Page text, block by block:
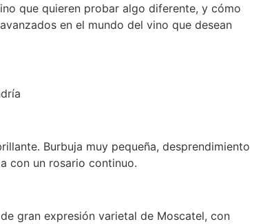
que quieren probar algo diferente, y cómo
en el mundo del vino que desean
Burbuja muy pequeña, desprendimiento
con un rosario continuo.
gran expresión varietal de Moscatel, con